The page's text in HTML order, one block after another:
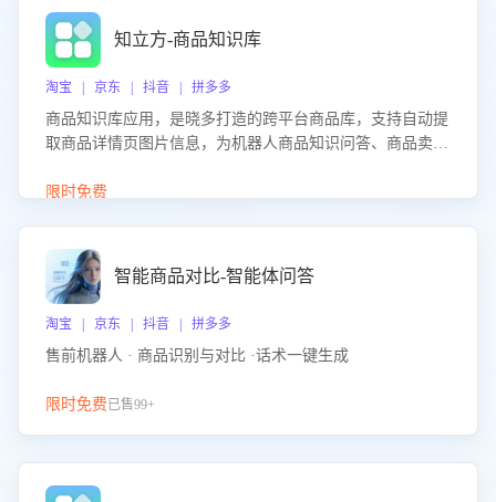
知立方-商品知识库
淘宝 | 京东 | 抖音 | 拼多多
商品知识库应用，是晓多打造的跨平台商品库，支持自动提
取商品详情页图片信息，为机器人商品知识问答、商品卖点
限时免费
智能商品对比-智能体问答
淘宝 | 京东 | 抖音 | 拼多多
售前机器人 · 商品识别与对比 ·话术一键生成
限时免费已售99+